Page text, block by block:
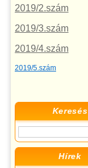
2019/2.szám
2019/3.szám
2019/4.szám
2019/5.szám
Keresés
Hírek